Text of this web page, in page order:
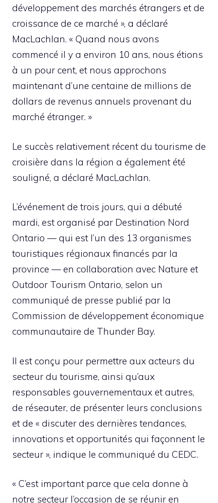
développement des marchés étrangers et de
croissance de ce marché », a déclaré
MacLachlan. « Quand nous avons
commencé il y a environ 10 ans, nous étions
à un pour cent, et nous approchons
maintenant d’une centaine de millions de
dollars de revenus annuels provenant du
marché étranger. »
Le succès relativement récent du tourisme de
croisière dans la région a également été
souligné, a déclaré MacLachlan.
L’événement de trois jours, qui a débuté
mardi, est organisé par Destination Nord
Ontario — qui est l’un des 13 organismes
touristiques régionaux financés par la
province — en collaboration avec Nature et
Outdoor Tourism Ontario, selon un
communiqué de presse publié par la
Commission de développement économique
communautaire de Thunder Bay.
Il est conçu pour permettre aux acteurs du
secteur du tourisme, ainsi qu’aux
responsables gouvernementaux et autres,
de réseauter, de présenter leurs conclusions
et de « discuter des dernières tendances,
innovations et opportunités qui façonnent le
secteur », indique le communiqué du CEDC.
« C’est important parce que cela donne à
notre secteur l’occasion de se réunir en